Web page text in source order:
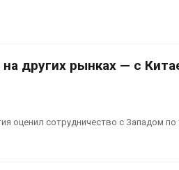
других рынках — с
оценил сотрудничество с Западом по